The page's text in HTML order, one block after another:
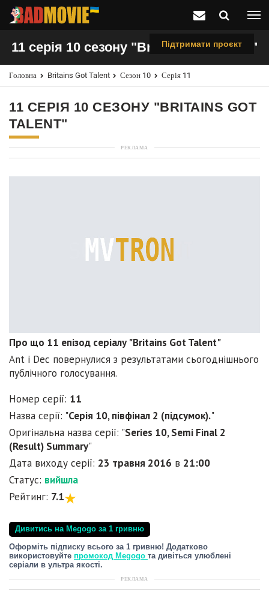
Підтримати проєкт
11 серія 10 сезону "Britains Got Talent"
Головна Britains Got Talent Сезон 10 Серія 11
11 СЕРІЯ 10 СЕЗОНУ "BRITAINS GOT
TALENT"
РЕКЛАМА
Про що 11 епізод серіалу "Britains Got Talent"
Ant і Dec повернулися з результатами сьогоднішнього
публічного голосування.
Номер серії: 11
Назва серії: "Серія 10, півфінал 2 (підсумок)."
Оригінальна назва серії: "Series 10, Semi Final 2
(Result) Summary"
Дата виходу серії: 23 травня 2016 в 21:00
Статус: вийшла
Рейтинг: 7.1
Дивитись на Megogo за 1 гривню
Оформіть підписку всього за 1 гривню! Додатково
використовуйте промокод Megogo та дивіться улюблені
серіали в ультра якості.
РЕКЛАМА